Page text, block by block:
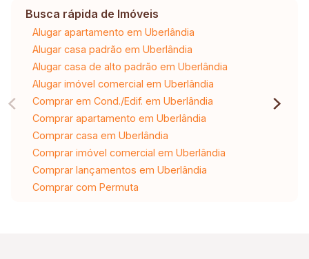
Busca rápida de Imóveis
Alugar apartamento em Uberlândia
Alugar casa padrão em Uberlândia
Alugar casa de alto padrão em Uberlândia
Alugar imóvel comercial em Uberlândia
Comprar em Cond./Edif. em Uberlândia
Comprar apartamento em Uberlândia
Comprar casa em Uberlândia
Comprar imóvel comercial em Uberlândia
Comprar lançamentos em Uberlândia
Comprar com Permuta